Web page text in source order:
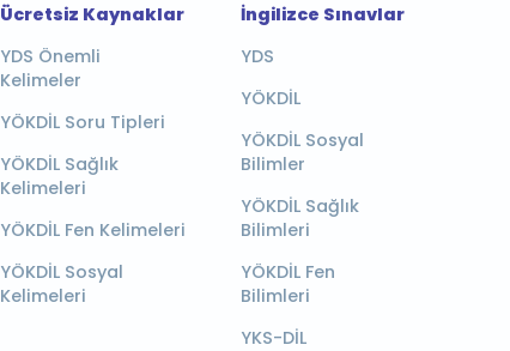
Ücretsiz Kaynaklar
YDS Önemli
Kelimeler
YÖKDİL Soru Tipleri
YÖKDİL Sağlık
Kelimeleri
YÖKDİL Fen Kelimeleri
YÖKDİL Sosyal
Kelimeleri
İngilizce Sınavlar
YDS
YÖKDİL
YÖKDİL Sosyal
Bilimler
YÖKDİL Sağlık
Bilimleri
YÖKDİL Fen
Bilimleri
YKS-DİL